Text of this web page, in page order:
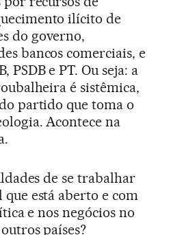
ilícito de
do governo,
bancos comerciais, e
PSDB e PT. Ou seja: a
é sistêmica,
partido que toma o
Acontece na
de se trabalhar
está aberto e com
e nos negócios no
países?